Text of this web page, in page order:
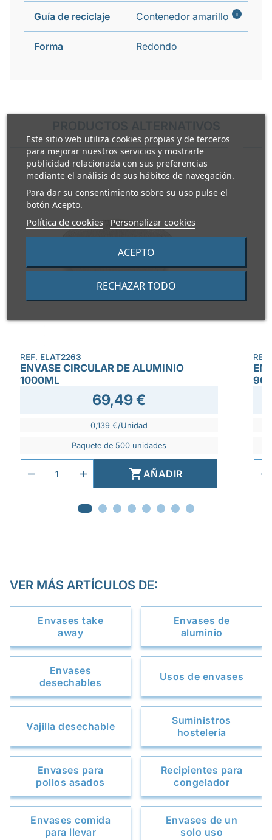
Este sitio web utiliza cookies propias y de terceros
para mejorar nuestros servicios y mostrarle
publicidad relacionada con sus preferencias
mediante el análisis de sus hábitos de navegación.
Para dar su consentimiento sobre su uso pulse el
botón Acepto.
Política de cookies Personalizar cookies
RECHAZAR TODO
ACEPTO
Guía de reciclaje Contenedor amarillo i
Forma Redondo
REF. ELAT2263
ENVASE CIRCULAR DE ALUMINIO
1000ML
69,49 €
0,139 €/Unidad
Paquete de 500 unidades
AÑADIR
VER MÁS ARTÍCULOS DE:
Envases take
away
Envases de
aluminio
Envases
desechables
Usos de envases
Vajilla desechable
Suministros
hostelería
Envases para
pollos asados
Recipientes para
congelador
Envases comida
para llevar
Envases de un
solo uso